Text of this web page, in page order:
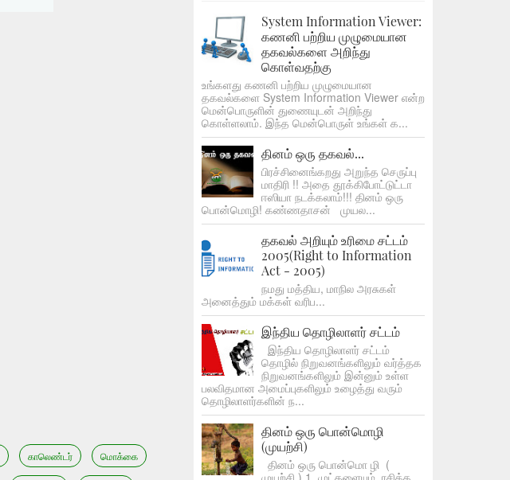
காலெண்டர் மொக்கை
System Information Viewer:
கணனி பற்றிய முழுமையான
தகவல்களை அறிந்து
கொள்வதற்கு
உங்களது கணனி பற்றிய முழுமையான
தகவல்களை System Information Viewer என்ற
மென்பொருளின் துணையுடன் அறிந்து
கொள்ளலாம். இந்த மென்பொருள் உங்கள் க...
தினம் ஒரு தகவல்...
பிரச்சினைங்கறது அறுந்த செருப்பு
மாதிரி !! அதை தூக்கிபோட்டுட்டா
ஈஸியா நடக்கலாம்!!! தினம் ஒரு
பொன்மொழி! கண்ணதாசன் முயல...
தகவல் அறியும் உரிமை சட்டம்
2005(Right to Information
Act - 2005)
நமது மத்திய, மாநில அரசுகள்
அனைத்தும் மக்கள் வரிப...
இந்திய தொழிலாளர் சட்டம்
இந்திய தொழிலாளர் சட்டம்
தொழில் நிறுவனங்களிலும் வர்த்தக
நிறுவனங்களிலும் இன்னும் உள்ள
பலவிதமான அமைப்புகளிலும் உழைத்து வரும்
தொழிலாளர்களின் ந...
தினம் ஒரு பொன்மொழி
(முயற்சி)
தினம் ஒரு பொன்மொ ழி (
முயற்சி ) 1. முட்களையும் ரசிக்க